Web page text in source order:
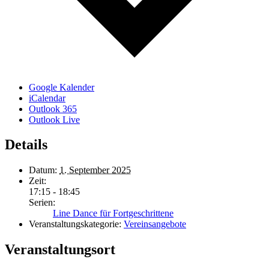
Google Kalender
iCalendar
Outlook 365
Outlook Live
Details
Datum: 1. September 2025
Zeit:
17:15 - 18:45
Serien:
Line Dance für Fortgeschrittene
Veranstaltungskategorie: Vereinsangebote
Veranstaltungsort